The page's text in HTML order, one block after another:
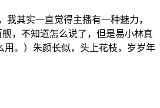
其实一直觉得主播有一种魅力，
，不知道怎么说了，但是易小林真
。）朱颜长似，头上花枝，岁岁年